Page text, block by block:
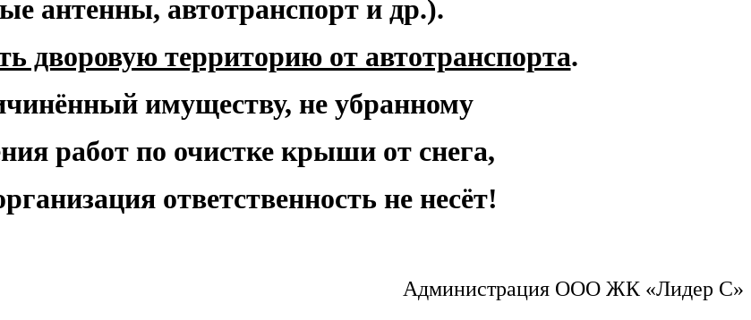
антенны, автотранспорт и др.).
дворовую территорию от автотранспорта.
имуществу, не убранному
работ по очистке крыши от снега,
ответственность не несёт!
Администрация ООО ЖК «Лидер С»